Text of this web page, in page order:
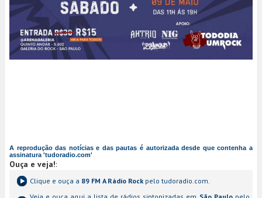
A reprodução das notícias e das pautas é autorizada desde que contenha a
assinatura 'tudoradio.com'
Ouça e veja!:
Clique e ouça a 89 FM A Rádio Rock pelo tudoradio.com.